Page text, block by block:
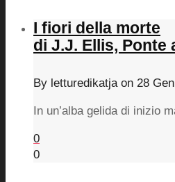
I fiori della morte
di J.J. Ellis, Ponte
By letturedikatjaon 28
In un’alba gelida di inizio
0
0